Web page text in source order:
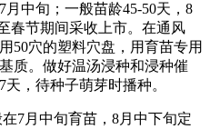
中旬；一般苗龄45-50天，8
春节期间采收上市。在通风
50穴的塑料穴盘，用育苗专用
质。做好温汤浸种和浸种催
，待种子萌芽时播种。
月中旬育苗，8月中下旬定